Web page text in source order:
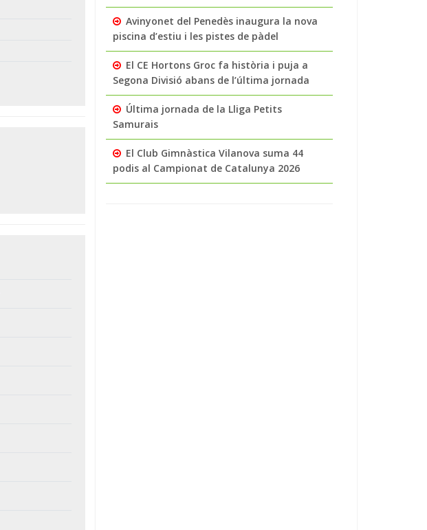
Avinyonet del Penedès inaugura la nova
piscina d’estiu i les pistes de pàdel
El CE Hortons Groc fa història i puja a
Segona Divisió abans de l’última jornada
Última jornada de la Lliga Petits
Samurais
El Club Gimnàstica Vilanova suma 44
podis al Campionat de Catalunya 2026